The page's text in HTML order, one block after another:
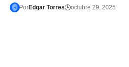
PorEdgar Torres octubre 29, 2025